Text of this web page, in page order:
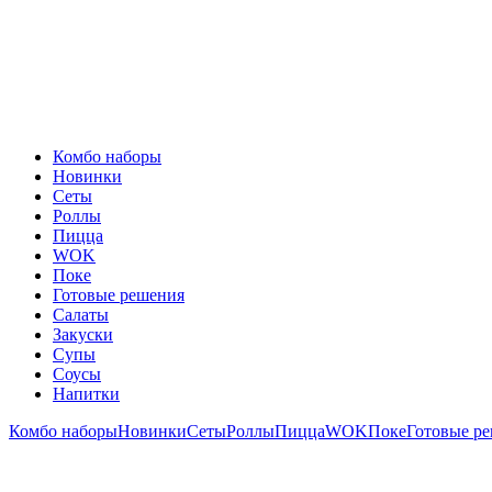
Комбо наборы
Новинки
Сеты
Роллы
Пицца
WOK
Поке
Готовые решения
Салаты
Закуски
Супы
Соусы
Напитки
Комбо наборыНовинкиСетыРоллыПиццаWOKПокеГотовые